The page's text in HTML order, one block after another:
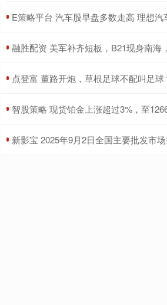
​E策略平台 汽车股早盘多数走高 理想汽车-W及比亚迪股份
融胜配资 美军补齐短板，B21现身南海，英航母直逼亚太，中方反包围来了!_美国_
点登富 董路开炮，草根足球不配叫足球？网友怒了！_苏超_五
智股策略 现货铂金上涨超过3%，至1266.68美
新影宝 2025年9月2日全国主要批发市场空心菜